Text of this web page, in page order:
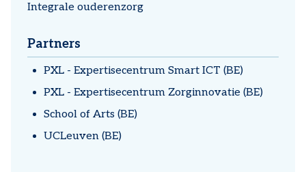
Integrale ouderenzorg
Partners
PXL - Expertisecentrum Smart ICT (BE)
PXL - Expertisecentrum Zorginnovatie (BE)
School of Arts (BE)
UCLeuven (BE)